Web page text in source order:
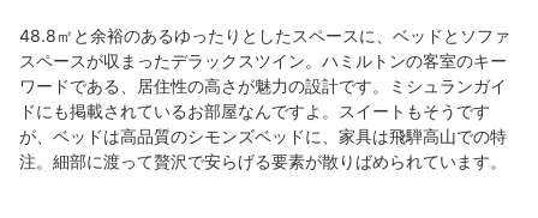
48.8㎡と余裕のあるゆったりとしたスペースに、ベッドとソファ
スペースが収まったデラックスツイン。ハミルトンの客室のキー
ワードである、居住性の高さが魅力の設計です。ミシュランガイ
ドにも掲載されているお部屋なんですよ。スイートもそうです
が、ベッドは高品質のシモンズベッドに、家具は飛騨高山での特
注。細部に渡って贅沢で安らげる要素が散りばめられています。